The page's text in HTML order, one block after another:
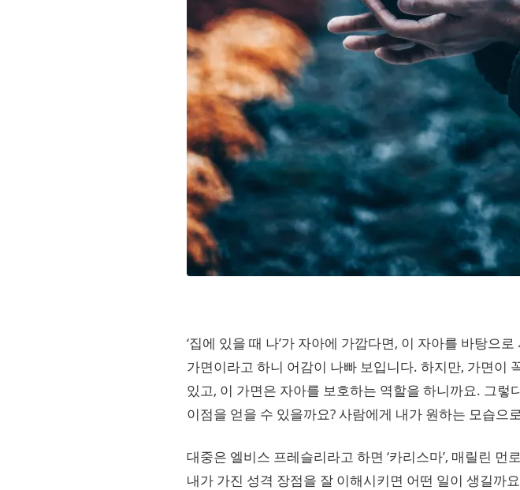
‘집에 있을 때 나’가 자아에 가깝다면, 이 자아를 바탕으
가면이라고 하니 어감이 나빠 보입니다. 하지만, 가면이
있고, 이 가면은 자아를 보호하는 역할을 하니까요. 그렇
이점을 얻을 수 있을까요? 사람에게 내가 원하는 모습으
대중은 엘비스 프레슬리라고 하면 ‘카리스마’, 매릴린 먼
내가 가진 성격 장점을 잘 이해시키면 어떤 일이 생길까